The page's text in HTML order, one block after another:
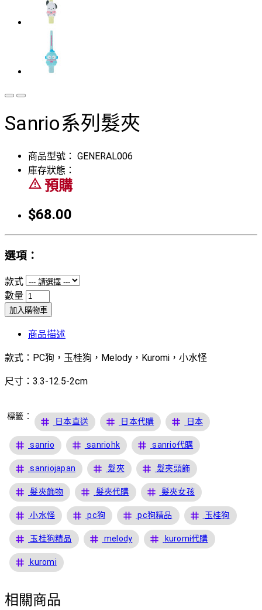
Sanrio系列髮夾
商品型號： GENERAL006
庫存狀態：
warning_amber 預購
$68.00
選項：
款式
數量
加入購物車
商品描述
款式：PC狗，玉桂狗，Melody，Kuromi，小水怪
尺寸：3.3-12.5-2cm
標籤：
tag 日本直送 tag 日本代購 tag 日本
tag sanrio tag sanriohk tag sanrio代購
tag sanriojapan tag 髮夾 tag 髮夾頭飾
tag 髮夾飾物 tag 髮夾代購 tag 髮夾女孩
tag 小水怪 tag pc狗 tag pc狗精品 tag 玉桂狗
tag 玉桂狗精品 tag melody tag kuromi代購
tag kuromi
相關商品